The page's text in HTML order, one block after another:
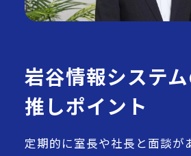
岩谷情報システ
推しポイント
定期的に室長や社長と面談が